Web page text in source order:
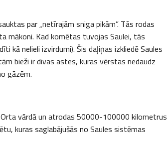
par „netīrajām sniga pikām”. Tās rodas
mākoni. Kad komētas tuvojas Saulei, tās
kā nelieli izvirdumi). Šis daļiņas izkliedē Saules
bieži ir divas astes, kuras vērstas nedaudz
gāzēm.
vārdā un atrodas 50000-100000 kilometrus
kuras saglabājušās no Saules sistēmas